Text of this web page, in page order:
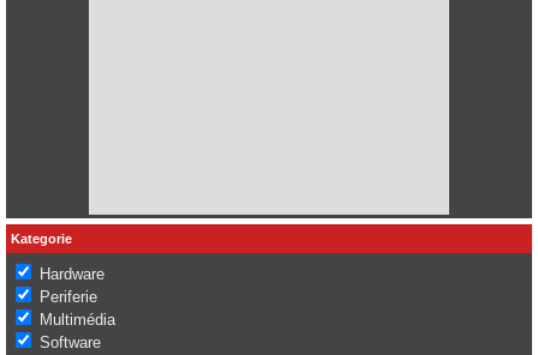
Kategorie
Hardware
Periferie
Multimédia
Software